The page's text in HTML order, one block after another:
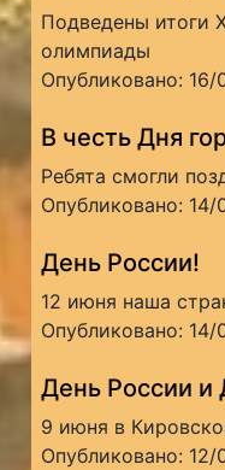
Подведены итоги
олимпиады
Опубликовано:
В честь Дня
Ребята смогли
Опубликовано:
День России!
12 июня наша
Опубликовано:
День России и
9 июня в
Опубликовано: